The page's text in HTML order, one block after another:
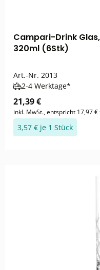
Campari-Drink
320ml (6Stk)
Art.-Nr. 2013
2-4 Werktage*
21,39 €
inkl. MwSt., entspricht 17,97
3,57 € je 1 Stück